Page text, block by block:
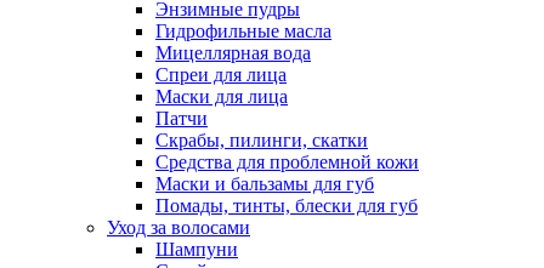
Энзимные пудры
Гидрофильные масла
Мицеллярная вода
Спреи для лица
Маски для лица
Патчи
Скрабы, пилинги, скатки
Средства для проблемной кожи
Маски и бальзамы для губ
Помады, тинты, блески для губ
Уход за волосами
Шампуни